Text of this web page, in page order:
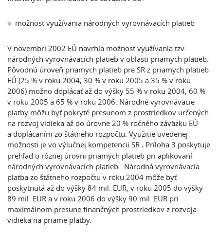
možnosť využívania národných vyrovnávacích platieb
V novembri 2002 EÚ navrhla možnosť využívania tzv.
národných vyrovnávacích platieb v oblasti priamych platieb.
Pôvodnú úroveň priamych platieb pre SR z priamych platieb
EÚ (25 % v roku 2004, 30 % v roku 2005 a 35 % v roku
2006) možno doplácať až do výšky 55 % v roku 2004, 60 %
v roku 2005 a 65 % v roku 2006. Národné vyrovnávacie
platby môžu byť pokryté presunom z prostriedkov určených
na rozvoj vidieka až do úrovne 20 % ročného záväzku EÚ
a doplácaním zo štátneho rozpočtu. Využitie uvedenej
možnosti je vo výlučnej kompetencii SR . Príloha 3 poskytuje
prehľad o rôznej úrovni priamych platieb pri aplikovaní
národných vyrovnávacích platieb . Národná vyrovnávacia
platba zo štátneho rozpočtu v roku 2004 môže byť
poskytnutá až do výšky 84 mil. EUR, v roku 2005 do výšky
89 mil. EUR a v roku 2006 do výšky 90 mil. EUR pri
maximálnom presune finančných prostriedkov z rozvoja
vidieka na priame platby.